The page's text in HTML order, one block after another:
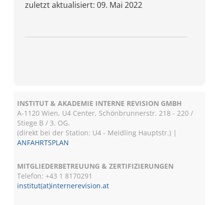
zuletzt aktualisiert: 09. Mai 2022
INSTITUT & AKADEMIE INTERNE REVISION GMBH
A-1120 Wien, U4 Center, Schönbrunnerstr. 218 - 220 /
Stiege B / 3. OG.
(direkt bei der Station: U4 - Meidling Hauptstr.) |
ANFAHRTSPLAN
MITGLIEDERBETREUUNG & ZERTIFIZIERUNGEN
Telefon: +43 1 8170291
institut(at)internerevision.at